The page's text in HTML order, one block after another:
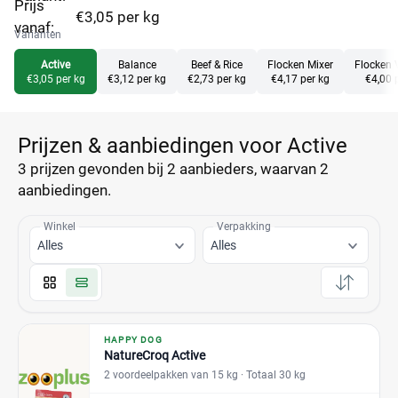
Prijs
vanaf:
€3,05 per kg
Varianten
Active
€3,05 per kg
Balance
€3,12 per kg
Beef & Rice
€2,73 per kg
Flocken Mixer
€4,17 per kg
Flocken
€4,00
Prijzen & aanbiedingen voor Active
3 prijzen gevonden bij 2 aanbieders, waarvan 2
aanbiedingen.
Winkel
Alles
Verpakking
Alles
HAPPY DOG
NatureCroq Active
2 voordeelpakken van 15 kg · Totaal 30 kg